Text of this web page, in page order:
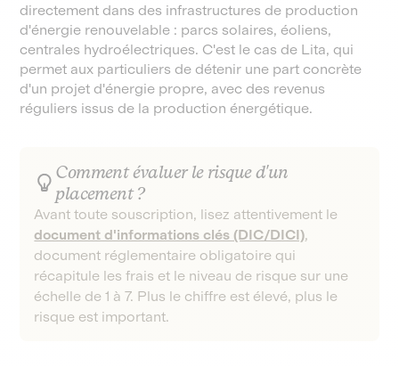
directement dans des infrastructures de production
d'énergie renouvelable : parcs solaires, éoliens,
centrales hydroélectriques. C'est le cas de Lita, qui
permet aux particuliers de détenir une part concrète
d'un projet d'énergie propre, avec des revenus
réguliers issus de la production énergétique.
Comment évaluer le risque d'un
placement ?
Avant toute souscription, lisez attentivement le
document d'informations clés (DIC/DICI),
document réglementaire obligatoire qui
récapitule les frais et le niveau de risque sur une
échelle de 1 à 7. Plus le chiffre est élevé, plus le
risque est important.